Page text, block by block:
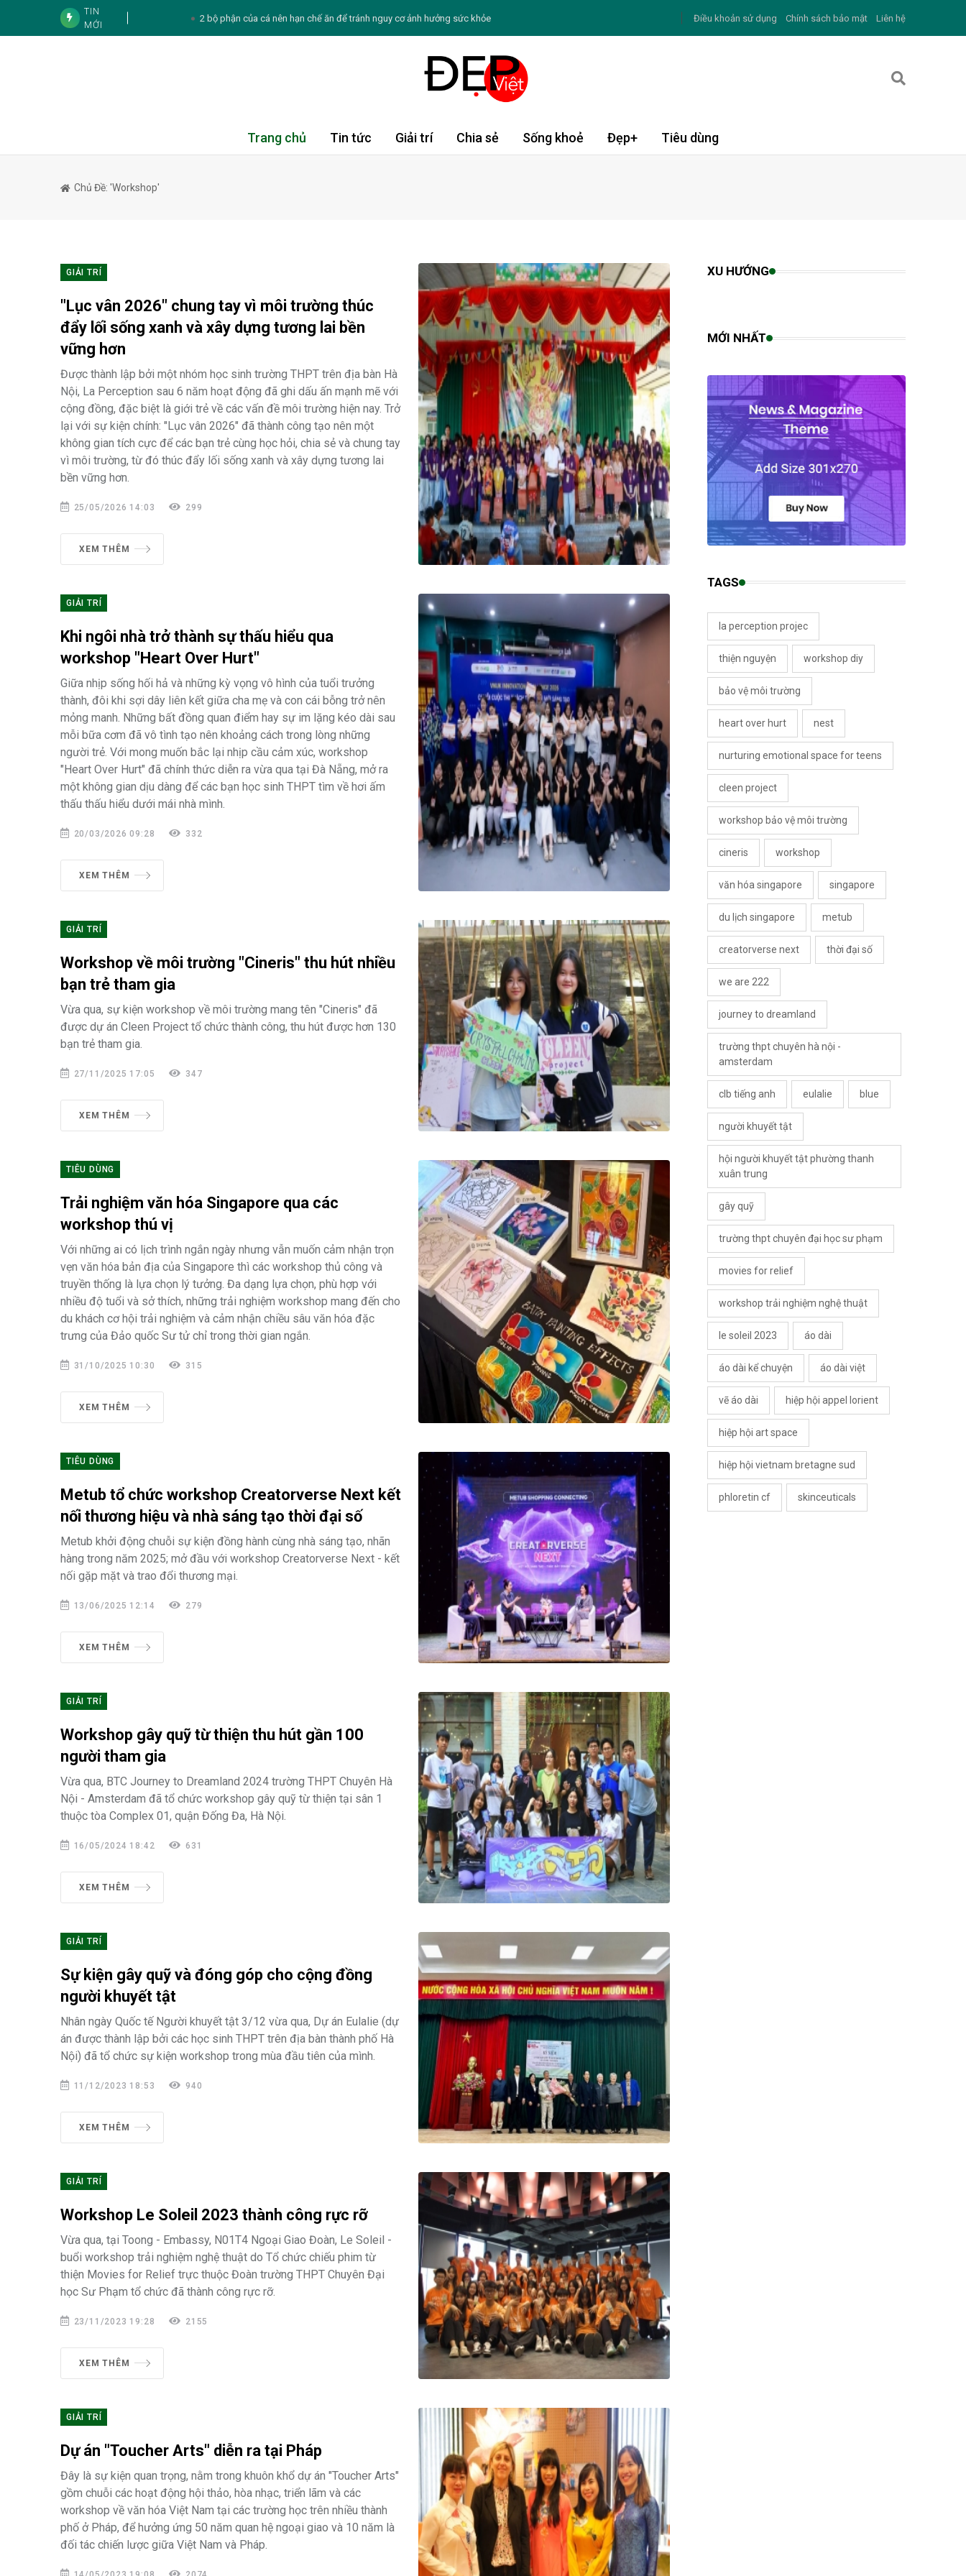
TIN
MỚI
2 bộ phận của cá nên hạn chế ăn để tránh nguy cơ ảnh hưởng sức khỏe
Son Ye Jin gây chú ý với loạt trang phục thanh lịch
Thực đơn hàng ngày: Chè khoai môn nếp cẩm
4 thói quen khiến môi ngày càng thâm sạm, khô nứt
Điều khoản sử dụng Chính sách bảo mật Liên hệ
Trang chủ Tin tức Giải trí Chia sẻ Sống khoẻ Đẹp+ Tiêu dùng
Chủ Đề: 'workshop'
GIẢI TRÍ
"Lục vân 2026" chung tay vì môi trường thúc
đẩy lối sống xanh và xây dựng tương lai bền
vững hơn
Được thành lập bởi một nhóm học sinh trường THPT trên địa bàn Hà
Nội, La Perception sau 6 năm hoạt động đã ghi dấu ấn mạnh mẽ với
cộng đồng, đặc biệt là giới trẻ về các vấn đề môi trường hiện nay. Trở
lại với sự kiện chính: "Lục vân 2026" đã thành công tạo nên một
không gian tích cực để các bạn trẻ cùng học hỏi, chia sẻ và chung tay
vì môi trường, từ đó thúc đẩy lối sống xanh và xây dựng tương lai
bền vững hơn.
25/05/2026 14:03 299
XEM THÊM
GIẢI TRÍ
Khi ngôi nhà trở thành sự thấu hiểu qua
workshop "Heart Over Hurt"
Giữa nhịp sống hối hả và những kỳ vọng vô hình của tuổi trưởng
thành, đôi khi sợi dây liên kết giữa cha mẹ và con cái bỗng trở nên
mỏng manh. Những bất đồng quan điểm hay sự im lặng kéo dài sau
mỗi bữa cơm đã vô tình tạo nên khoảng cách trong lòng những
người trẻ. Với mong muốn bắc lại nhịp cầu cảm xúc, workshop
"Heart Over Hurt" đã chính thức diễn ra vừa qua tại Đà Nẵng, mở ra
một không gian dịu dàng để các bạn học sinh THPT tìm về hơi ấm
thấu thấu hiểu dưới mái nhà mình.
20/03/2026 09:28 332
XEM THÊM
GIẢI TRÍ
Workshop về môi trường "Cineris" thu hút nhiều
bạn trẻ tham gia
Vừa qua, sự kiện workshop về môi trường mang tên "Cineris" đã
được dự án Cleen Project tổ chức thành công, thu hút được hơn 130
bạn trẻ tham gia.
27/11/2025 17:05 347
XEM THÊM
TIÊU DÙNG
Trải nghiệm văn hóa Singapore qua các
workshop thú vị
Với những ai có lịch trình ngắn ngày nhưng vẫn muốn cảm nhận trọn
vẹn văn hóa bản địa của Singapore thì các workshop thủ công và
truyền thống là lựa chọn lý tưởng. Đa dạng lựa chọn, phù hợp với
nhiều độ tuổi và sở thích, những trải nghiệm workshop mang đến cho
du khách cơ hội trải nghiệm và cảm nhận chiều sâu văn hóa đặc
trưng của Đảo quốc Sư tử chỉ trong thời gian ngắn.
31/10/2025 10:30 315
XEM THÊM
TIÊU DÙNG
Metub tổ chức workshop Creatorverse Next kết
nối thương hiệu và nhà sáng tạo thời đại số
Metub khởi động chuỗi sự kiện đồng hành cùng nhà sáng tạo, nhãn
hàng trong năm 2025; mở đầu với workshop Creatorverse Next - kết
nối gặp mặt và trao đổi thương mại.
13/06/2025 12:14 279
XEM THÊM
GIẢI TRÍ
Workshop gây quỹ từ thiện thu hút gần 100
người tham gia
Vừa qua, BTC Journey to Dreamland 2024 trường THPT Chuyên Hà
Nội - Amsterdam đã tổ chức workshop gây quỹ từ thiện tại sân 1
thuộc tòa Complex 01, quận Đống Đa, Hà Nội.
16/05/2024 18:42 631
XEM THÊM
GIẢI TRÍ
Sự kiện gây quỹ và đóng góp cho cộng đồng
người khuyết tật
Nhân ngày Quốc tế Người khuyết tật 3/12 vừa qua, Dự án Eulalie (dự
án được thành lập bởi các học sinh THPT trên địa bàn thành phố Hà
Nội) đã tổ chức sự kiện workshop trong mùa đầu tiên của mình.
11/12/2023 18:53 940
XEM THÊM
GIẢI TRÍ
Workshop Le Soleil 2023 thành công rực rỡ
Vừa qua, tại Toong - Embassy, N01T4 Ngoại Giao Đoàn, Le Soleil -
buổi workshop trải nghiệm nghệ thuật do Tổ chức chiếu phim từ
thiện Movies for Relief trực thuộc Đoàn trường THPT Chuyên Đại
học Sư Phạm tổ chức đã thành công rực rỡ.
23/11/2023 19:28 2155
XEM THÊM
GIẢI TRÍ
Dự án "Toucher Arts" diễn ra tại Pháp
Đây là sự kiện quan trọng, nằm trong khuôn khổ dự án "Toucher Arts"
gồm chuỗi các hoạt động hội thảo, hòa nhạc, triển lãm và các
workshop về văn hóa Việt Nam tại các trường học trên nhiều thành
phố ở Pháp, để hưởng ứng 50 năm quan hệ ngoại giao và 10 năm là
đối tác chiến lược giữa Việt Nam và Pháp.
XU HƯỚNG
MỚI NHẤT
TAGS
la perception projec
thiện nguyện workshop diy
bảo vệ môi trường
heart over hurt nest
nurturing emotional space for teens
cleen project
workshop bảo vệ môi trường
cineris workshop
văn hóa singapore singapore
du lịch singapore metub
creatorverse next thời đại số
we are 222
journey to dreamland
trường thpt chuyên hà nội -
amsterdam
clb tiếng anh eulalie blue
người khuyết tật
hội người khuyết tật phường thanh
xuân trung
gây quỹ
trường thpt chuyên đại học sư phạm
movies for relief
workshop trải nghiệm nghệ thuật
le soleil 2023 áo dài
áo dài kể chuyện áo dài việt
vẽ áo dài hiệp hội appel lorient
hiệp hội art space
hiệp hội vietnam bretagne sud
phloretin cf skinceuticals